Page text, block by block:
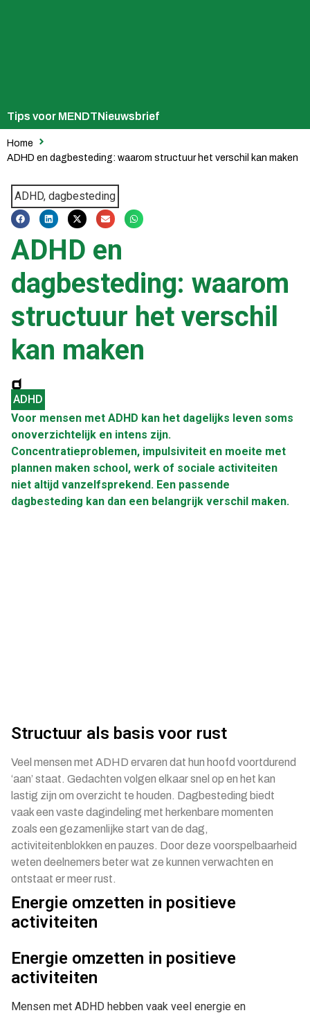
Tips voor MENDTNieuwsbrief
Home
ADHD en dagbesteding: waarom structuur het verschil kan maken
ADHD, dagbesteding
ADHD en
dagbesteding: waarom
structuur het verschil
kan maken
ADHD
Voor mensen met ADHD kan het dagelijks leven soms
onoverzichtelijk en intens zijn.
Concentratieproblemen, impulsiviteit en moeite met
plannen maken school, werk of sociale activiteiten
niet altijd vanzelfsprekend. Een passende
dagbesteding kan dan een belangrijk verschil maken.
Structuur als basis voor rust
Veel mensen met ADHD ervaren dat hun hoofd voortdurend
‘aan’ staat. Gedachten volgen elkaar snel op en het kan
lastig zijn om overzicht te houden. Dagbesteding biedt
vaak een vaste dagindeling met herkenbare momenten
zoals een gezamenlijke start van de dag,
activiteitenblokken en pauzes. Door deze voorspelbaarheid
weten deelnemers beter wat ze kunnen verwachten en
ontstaat er meer rust.
Energie omzetten in positieve
activiteiten
Energie omzetten in positieve
activiteiten
Mensen met ADHD hebben vaak veel energie en